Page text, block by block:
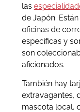
las
de Japón.
oficinas de
específicas y
son
aficionados.
También hay
extravagantes,
mascota local,